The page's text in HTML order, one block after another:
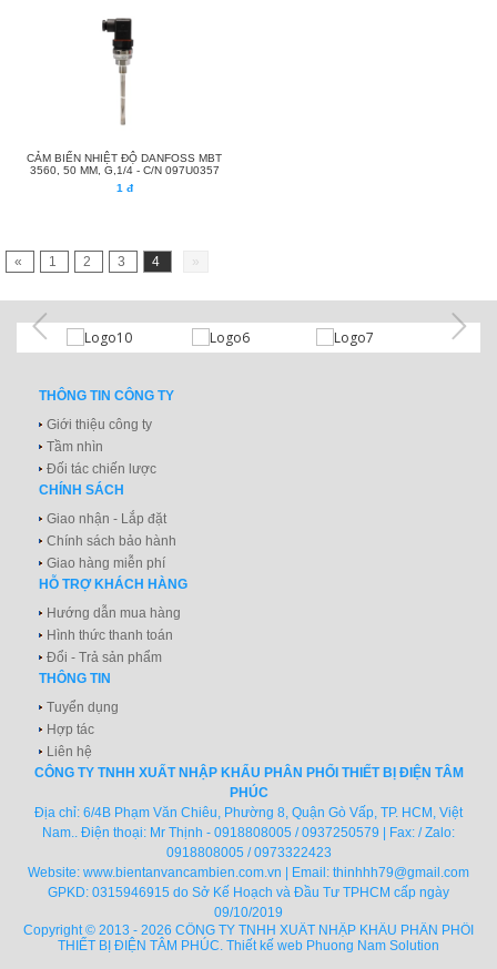
CẢM BIẾN NHIỆT ĐỘ DANFOSS MBT
3560, 50 MM, G,1/4 - C/N 097U0357
1 đ
« 1 2 3 4 »
THÔNG TIN CÔNG TY
Giới thiệu công ty
Tầm nhìn
Đối tác chiến lược
CHÍNH SÁCH
Giao nhận - Lắp đặt
Chính sách bảo hành
Giao hàng miễn phí
HỖ TRỢ KHÁCH HÀNG
Hướng dẫn mua hàng
Hình thức thanh toán
Đổi - Trả sản phẩm
THÔNG TIN
Tuyển dụng
Hợp tác
Liên hệ
CÔNG TY TNHH XUẤT NHẬP KHẨU PHÂN PHỐI THIẾT BỊ ĐIỆN TÂM
PHÚC
Địa chỉ: 6/4B Phạm Văn Chiêu, Phường 8, Quận Gò Vấp, TP. HCM, Việt
Nam.. Điện thoại: Mr Thịnh - 0918808005 / 0937250579 | Fax: / Zalo:
0918808005 / 0973322423
Website: www.bientanvancambien.com.vn | Email: thinhhh79@gmail.com
GPKD: 0315946915 do Sở Kế Hoạch và Đầu Tư TPHCM cấp ngày
09/10/2019
Copyright © 2013 - 2026 CÔNG TY TNHH XUẤT NHẬP KHẨU PHÂN PHỐI
THIẾT BỊ ĐIỆN TÂM PHÚC. Thiết kế web Phuong Nam Solution